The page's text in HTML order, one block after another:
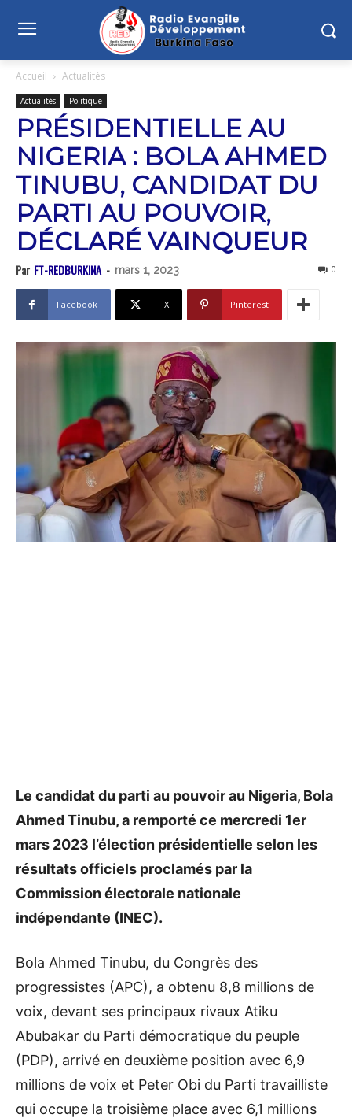
Accueil Actualités
Actualités Politique
PRÉSIDENTIELLE AU
NIGERIA : BOLA AHMED
TINUBU, CANDIDAT DU
PARTI AU POUVOIR,
DÉCLARÉ VAINQUEUR
Par FT-REDBURKINA - mars 1, 2023 0
Facebook X Pinterest
Le candidat du parti au pouvoir au Nigeria, Bola
Ahmed Tinubu, a remporté ce mercredi 1er
mars 2023 l’élection présidentielle selon les
résultats officiels proclamés par la
Commission électorale nationale
indépendante (INEC).
Bola Ahmed Tinubu, du Congrès des
progressistes (APC), a obtenu 8,8 millions de
voix, devant ses principaux rivaux Atiku
Abubakar du Parti démocratique du peuple
(PDP), arrivé en deuxième position avec 6,9
millions de voix et Peter Obi du Parti travailliste
qui occupe la troisième place avec 6,1 millions